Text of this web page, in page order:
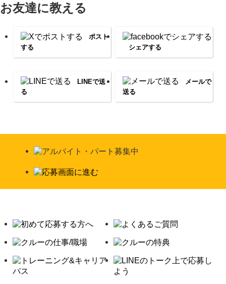
お友達に教える
ポスト
する
シェアする
LINEで送
る
メールで
送る